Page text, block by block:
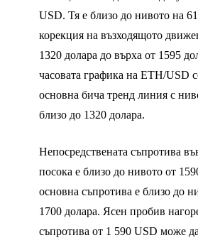
USD. Тя е близо до нивото на
корекция на възходящото
1320 долара до върха от 1595
часовата графика на ETH/USD
основна бича тренд линия с
близо до 1320 долара.
Непосредствената съпротива
посока е близо до нивото от
основна съпротива е близо до
1700 долара. Ясен пробив
съпротива от 1 590 USD може